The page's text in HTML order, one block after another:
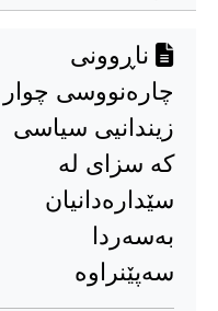
ناڕوونی
چارەنووسی چوار
زیندانیی سیاسی
کە سزای لە
سێدارەدانیان
بەسەردا
سەپێنراوە